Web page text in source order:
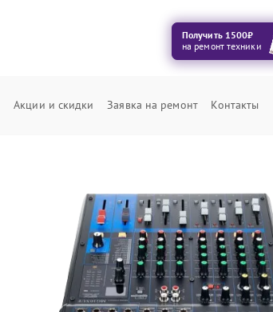
Получить 1500₽
на ремонт техники
Акции и скидки Заявка на ремонт Контакты